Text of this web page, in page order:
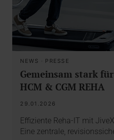
NEWS · PRESSE
Gemeinsam stark
HCM & CGM REHA
29.01.2026
Effiziente Reha-IT mit
Eine zentrale,